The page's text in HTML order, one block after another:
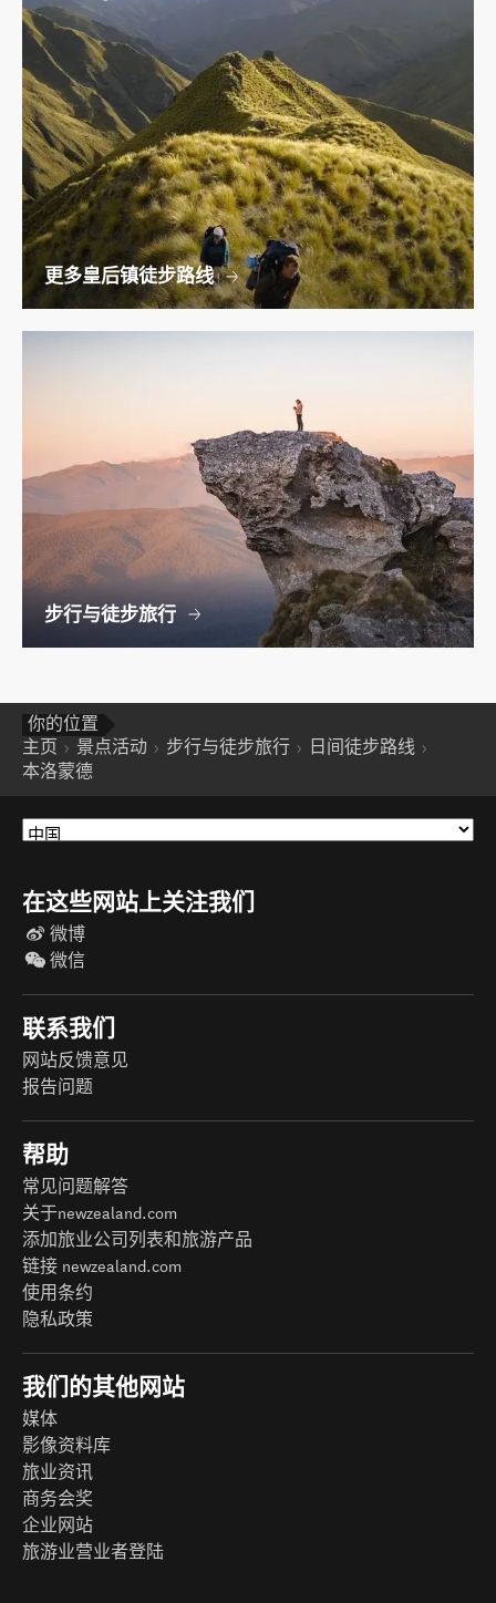
更多皇后镇徒步路线
步行与徒步旅行
你的位置
主页
景点活动 步行与徒步旅行
日间徒步路线
本洛蒙德
在这些网站上关注我们
微博
微信
联系我们
网站反馈意见
报告问题
帮助
常见问题解答
关于newzealand.com
添加旅业公司列表和旅游产品
链接 newzealand.com
使用条约
隐私政策
我们的其他网站
媒体
影像资料库
旅业资讯
商务会奖
企业网站
旅游业营业者登陆